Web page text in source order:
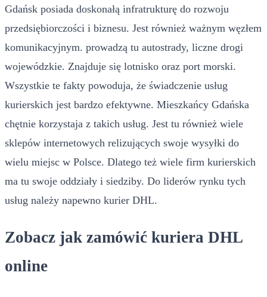
Gdańsk posiada doskonałą infratrukturę do rozwoju
przedsiębiorczości i biznesu. Jest również ważnym węzłem
komunikacyjnym. prowadzą tu autostrady, liczne drogi
wojewódzkie. Znajduje się lotnisko oraz port morski.
Wszystkie te fakty powoduja, że świadczenie usług
kurierskich jest bardzo efektywne. Mieszkańcy Gdańska
chętnie korzystaja z takich usług. Jest tu również wiele
sklepów internetowych relizujących swoje wysyłki do
wielu miejsc w Polsce. Dlatego też wiele firm kurierskich
ma tu swoje oddziały i siedziby. Do liderów rynku tych
usług należy napewno kurier DHL.
Zobacz jak zamówić kuriera DHL
online